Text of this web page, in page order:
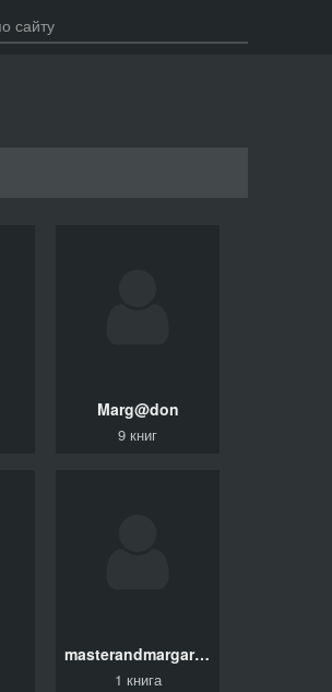
Marg@don
9 книг
masterandmargarita
1 книга